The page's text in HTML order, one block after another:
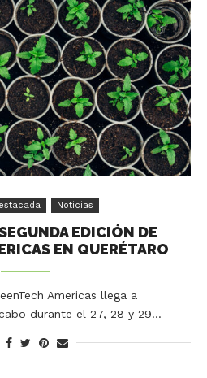
Noticias
EDICIÓN DE
EN QUERÉTARO
Americas llega a
durante el 27, 28 y 29…